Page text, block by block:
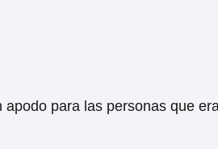
para las personas que